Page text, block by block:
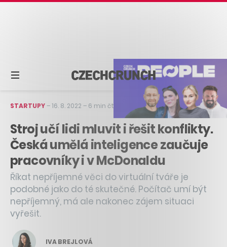
STARTUPY–16. 8. 2022 – 6 min čtení
Stroj učí lidi mluvit i řešit konflikty.
Česká umělá inteligence zaučuje
pracovníky i v McDonaldu
Říkat nepříjemné věci do virtuální tváře je
podobné jako do té skutečné. Počítač umí být
nepříjemný, má ale nakonec zájem situaci
vyřešit.
IVA BREJLOVÁ